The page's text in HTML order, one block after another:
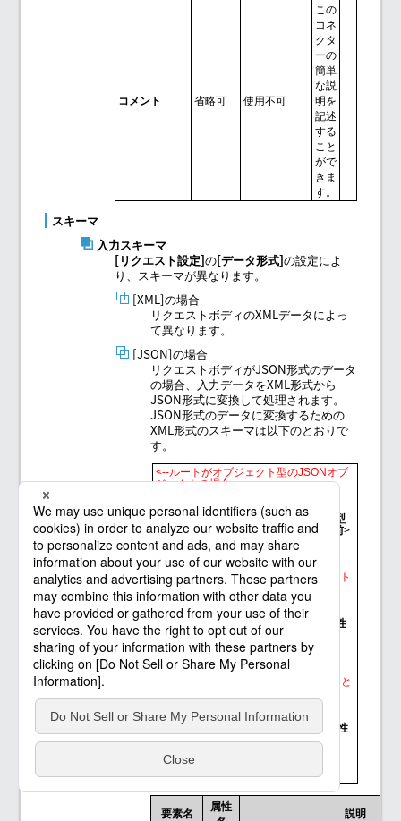
コメント 省略可 使用不可
この
コネ
クタ
ーの
簡単
な説
明を
記述
する
こと
がで
きま
す。
スキーマ
入力スキーマ
[リクエスト設定]の[データ形式]の設定によ
り、スキーマが異なります。
[XML]の場合
リクエストボディのXMLデータによっ
て異なります。
[JSON]の場合
リクエストボディがJSON形式のデータ
の場合、入力データをXML形式から
JSON形式に変換して処理されます。
JSON形式のデータに変換するための
XML形式のスキーマは以下のとおりで
す。
<--ルートがオブジェクト型のJSONオブ
ジェクトの場合 -->
<root type="object">
  <
JSONメンバの名前 type=" JSONの型
を表す属性値">値</JSONメンバの名前>
    :
</root>
<-- ルートが配列型のJSONオブジェクト
の場合 -->
<?xml version="1.0"?>
<root type=" array ">
element type="
JSONの型を表す属性
値">値</element>
    :
</root>
<-- JSONメンバの名前がXMLの要素名と
<root type="object
">
JSONの型を表す属性
値" name="JSONメンバの名前">値
    :
</root>
要素名
属性
説明